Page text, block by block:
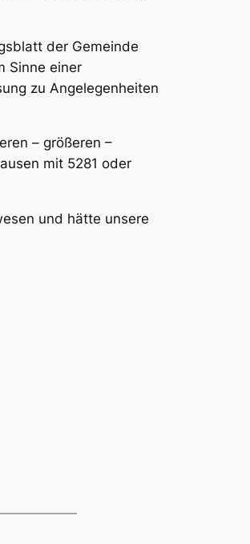
der Gemeinde
Sinne einer
zu Angelegenheiten
– größeren –
mit 5281 oder
und hätte unsere